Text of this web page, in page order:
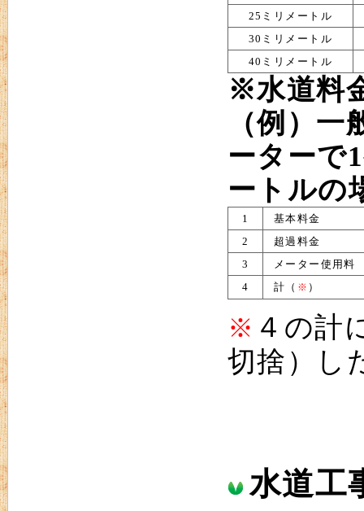
25ミリメートル
30ミリメートル
40ミリメートル
※水道料
（例）
ーターで
ートルの
1
基本料金
2
超過料金
3
メーター使用料
4
計（ ※ ）
※ ４の計
切捨）し
水道工